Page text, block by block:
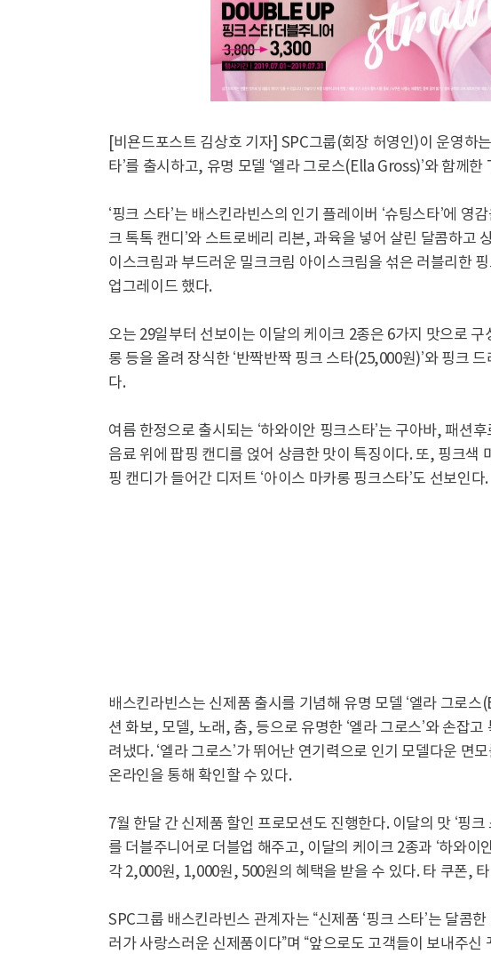
[비욘드포스트 김상호 기자] SPC그룹(회장 허영인)이 운영하
타’를 출시하고, 유명 모델 ‘엘라 그로스(Ella Gross)’와 함께
‘핑크 스타’는 배스킨라빈스의 인기 플레이버 ‘슈팅스타’에 영
크 톡톡 캔디’와 스트로베리 리본, 과육을 넣어 살린 달콤하고
이스크림과 부드러운 밀크크림 아이스크림을 섞은 러블리한
업그레이드 했다.
오는 29일부터 선보이는 이달의 케이크 2종은 6가지 맛으로
롱 등을 올려 장식한 ‘반짝반짝 핑크 스타(25,000원)’와 핑크
다.
여름 한정으로 출시되는 ‘하와이안 핑크스타’는 구아바, 패션
음료 위에 팝핑 캔디를 얹어 상큼한 맛이 특징이다. 또, 핑크색
핑 캔디가 들어간 디저트 ‘아이스 마카롱 핑크스타’도 선보인다.
배스킨라빈스는 신제품 출시를 기념해 유명 모델 ‘엘라 그로스
션 화보, 모델, 노래, 춤, 등으로 유명한 ‘엘라 그로스’와 손잡고
려냈다. ‘엘라 그로스’가 뛰어난 연기력으로 인기 모델다운 면
온라인을 통해 확인할 수 있다.
7월 한달 간 신제품 할인 프로모션도 진행한다. 이달의 맛 ‘핑
를 더블주니어로 더블업 해주고, 이달의 케이크 2종과 ‘하와이
각 2,000원, 1,000원, 500원의 혜택을 받을 수 있다. 타 쿠폰,
SPC그룹 배스킨라빈스 관계자는 “신제품 ‘핑크 스타’는 달콤
러가 사랑스러운 신제품이다”며 “앞으로도 고객들이 보내주신